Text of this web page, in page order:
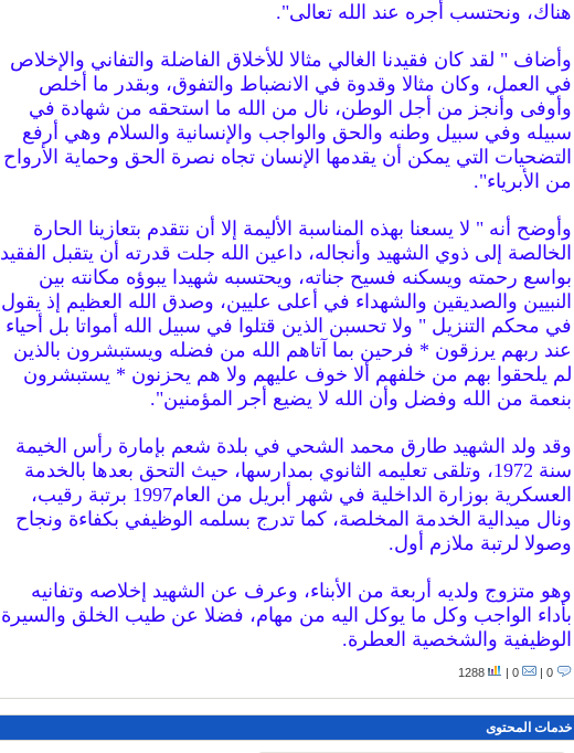
هناك، ونحتسب أجره عند الله تعالى".
وأضاف " لقد كان فقيدنا الغالي مثالا للأخلاق الفاضلة والتفاني والإخلاص
في العمل، وكان مثالا وقدوة في الانضباط والتفوق، وبقدر ما أخلص
وأوفى وأنجز من أجل الوطن، نال من الله ما استحقه من شهادة في
سبيله وفي سبيل وطنه والحق والواجب والإنسانية والسلام وهي أرفع
التضحيات التي يمكن أن يقدمها الإنسان تجاه نصرة الحق وحماية الأرواح
من الأبرياء".
وأوضح أنه " لا يسعنا بهذه المناسبة الأليمة إلا أن نتقدم بتعازينا الحارة
الخالصة إلى ذوي الشهيد وأنجاله، داعين الله جلت قدرته أن يتقبل الفقيد
بواسع رحمته ويسكنه فسيح جناته، ويحتسبه شهيدا يبوؤه مكانته بين
النبيين والصديقين والشهداء في أعلى عليين، وصدق الله العظيم إذ يقول
في محكم التنزيل " ولا تحسبن الذين قتلوا في سبيل الله أمواتا بل أحياء
عند ربهم يرزقون * فرحين بما آتاهم الله من فضله ويستبشرون بالذين
لم يلحقوا بهم من خلفهم ألا خوف عليهم ولا هم يحزنون * يستبشرون
بنعمة من الله وفضل وأن الله لا يضيع أجر المؤمنين".
وقد ولد الشهيد طارق محمد الشحي في بلدة شعم بإمارة رأس الخيمة
سنة 1972، وتلقى تعليمه الثانوي بمدارسها، حيث التحق بعدها بالخدمة
العسكرية بوزارة الداخلية في شهر أبريل من العام1997 برتبة رقيب،
ونال ميدالية الخدمة المخلصة، كما تدرج بسلمه الوظيفي بكفاءة ونجاح
وصولا لرتبة ملازم أول.
وهو متزوج ولديه أربعة من الأبناء، وعرف عن الشهيد إخلاصه وتفانيه
بأداء الواجب وكل ما يوكل اليه من مهام، فضلا عن طيب الخلق والسيرة
الوظيفية والشخصية العطرة.
0 |
0 |
1288
خدمات المحتوى